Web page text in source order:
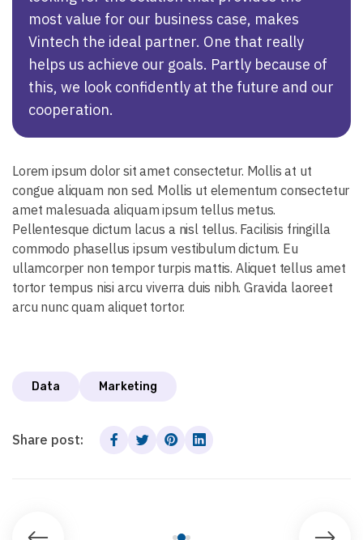
most value for our business case, makes
Vintech the ideal partner. One that really
helps us achieve our goals. Partly because of
this, we look confidently at the future and our
cooperation.
Lorem ipsum dolor sit amet consectetur. Mollis at ut
congue aliquam non sed. Mollis ut elementum consectetur
amet malesuada aliquam ipsum tellus metus.
Pellentesque dictum lacus a nisl tellus. Facilisis fringilla
commodo phasellus ipsum vestibulum dictum. Eu
ullamcorper non tempor turpis mattis. Aliquet tellus amet
tortor tempus nisi arcu viverra duis nibh. Gravida laoreet
arcu nunc quam aliquet tortor.
Data Marketing
Share post: